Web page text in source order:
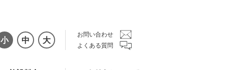
小 中 大
お問い合わせ
よくある質問